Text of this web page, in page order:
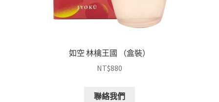
如空 林檎王國 （盒裝）
NT$880
聯絡我們